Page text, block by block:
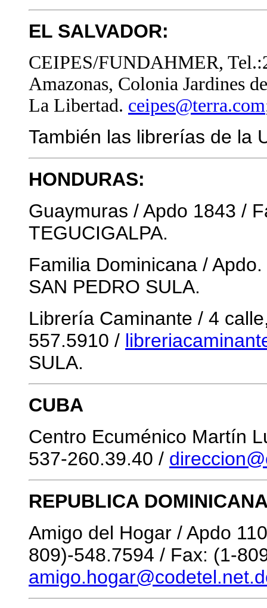
EL SALVADOR:
CEIPES/FUNDAHMER,
Amazonas, Colonia Jardines
La Libertad. ceipes@terra.com
También las librerías de la
HONDURAS:
Guaymuras / Apdo 1843 /
TEGUCIGALPA.
Familia Dominicana /
SAN PEDRO SULA.
Librería Caminante / 4
557.5910 /
SULA.
CUBA
Centro Ecuménico Martín
537-260.39.40 /
REPUBLICA
Amigo del Hogar / Apdo
809)-548.7594 / Fax: (1-